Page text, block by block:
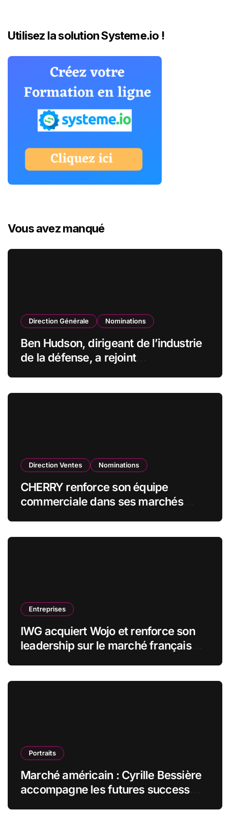
Utilisez la solution Systeme.io !
Vous avez manqué
Direction Générale Nominations
Ben Hudson, dirigeant de l’industrie
de la défense, a rejoint
Direction Ventes Nominations
CHERRY renforce son équipe
commerciale dans ses marchés
Entreprises
IWG acquiert Wojo et renforce son
leadership sur le marché français
Portraits
Marché américain : Cyrille Bessière
accompagne les futures success